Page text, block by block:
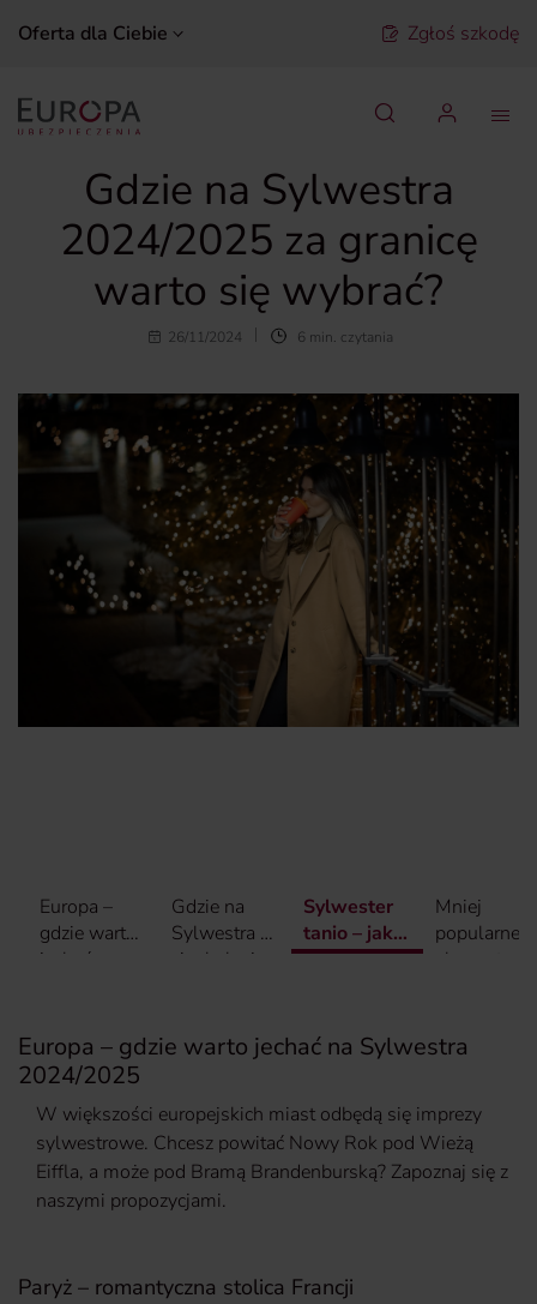
Oferta dla Ciebie Zgłoś szkodę
Gdzie na Sylwestra
2024/2025 za granicę
warto się wybrać?
26/11/2024 6 min. czytania
Europa –
gdzie warto
jechać na
Gdzie na
Sylwestra w
ciepłe kraje
Sylwester
tanio – jak
świętować
wydawania
Mniej
popularne,
ale warte
Sylwestra
Europa – gdzie warto jechać na Sylwestra
2024/2025
W większości europejskich miast odbędą się imprezy
sylwestrowe. Chcesz powitać Nowy Rok pod Wieżą
Eiffla, a może pod Bramą Brandenburską? Zapoznaj się z
naszymi propozycjami.
Paryż – romantyczna stolica Francji